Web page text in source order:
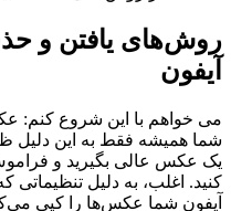
روش‌های یافتن و
آیفون
می خواهم با این شروع کنم:
شما همیشه فقط به این دلیل
یک عکس عالی بگیرید و
کنید. اغلب، به دلیل تنظیماتی
آیفون شما عکس‌ها را کپی